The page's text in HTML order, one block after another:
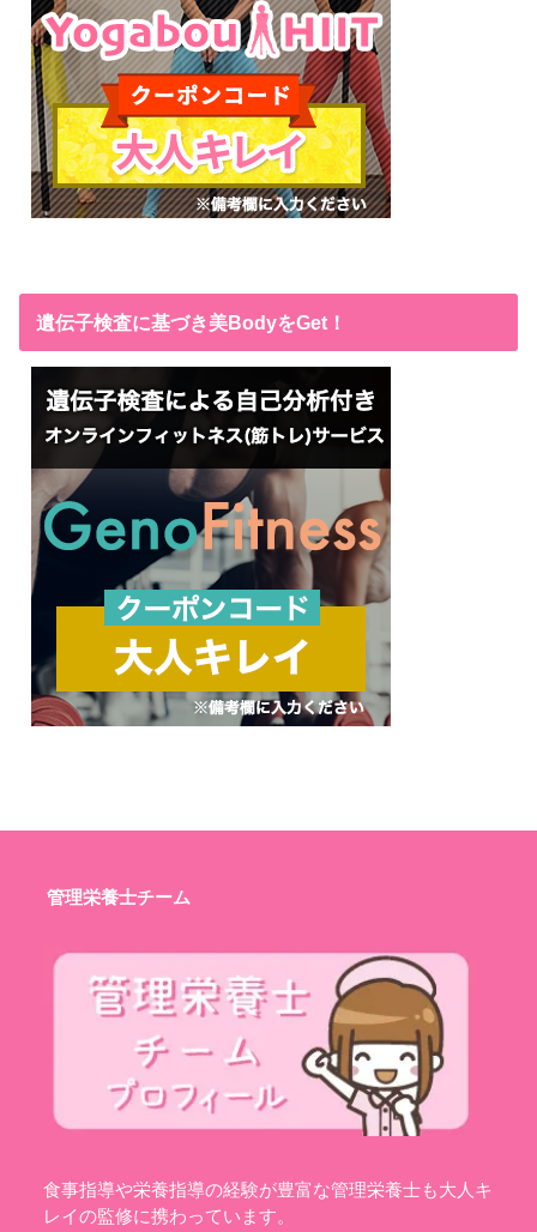
遺伝子検査に基づき美BodyをGet！
管理栄養士チーム
食事指導や栄養指導の経験が豊富な管理栄養士も大人キ
レイの監修に携わっています。